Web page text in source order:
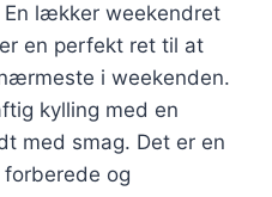
En lækker weekendret
en perfekt ret til at
i weekenden.
kylling med en
med smag. Det er en
og